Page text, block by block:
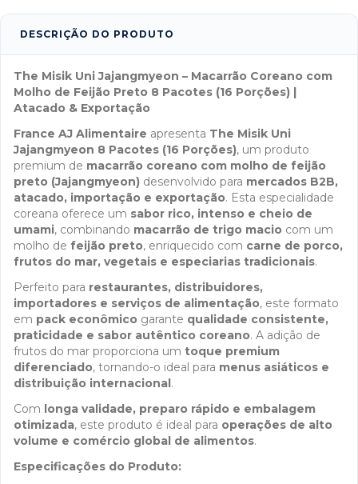
DESCRIÇÃO DO PRODUTO
The Misik Uni Jajangmyeon – Macarrão Coreano com
Molho de Feijão Preto 8 Pacotes (16 Porções) |
Atacado & Exportação
France AJ Alimentaire apresenta The Misik Uni
Jajangmyeon 8 Pacotes (16 Porções), um produto
premium de macarrão coreano com molho de feijão
preto (Jajangmyeon) desenvolvido para mercados B2B,
atacado, importação e exportação. Esta especialidade
coreana oferece um sabor rico, intenso e cheio de
umami, combinando macarrão de trigo macio com um
molho de feijão preto, enriquecido com carne de porco,
frutos do mar, vegetais e especiarias tradicionais.
Perfeito para restaurantes, distribuidores,
importadores e serviços de alimentação, este formato
em pack econômico garante qualidade consistente,
praticidade e sabor autêntico coreano. A adição de
frutos do mar proporciona um toque premium
diferenciado, tornando-o ideal para menus asiáticos e
distribuição internacional .
Com longa validade, preparo rápido e embalagem
otimizada, este produto é ideal para operações de alto
volume e comércio global de alimentos.
Especificações do Produto: